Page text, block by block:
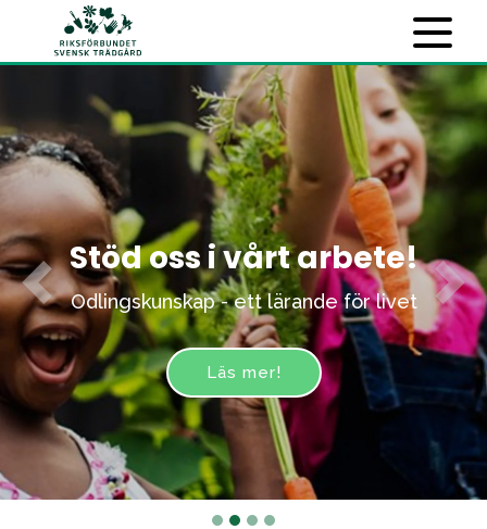
Stöd oss i vårt arbete!
Odlingskunskap - ett lärande för livet
Läs mer!
Previous Next